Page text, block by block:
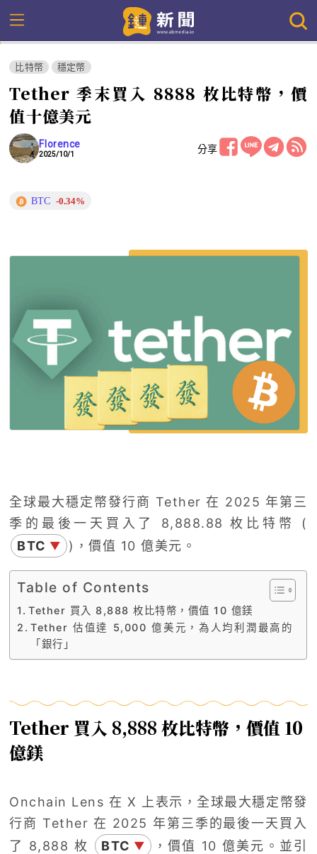
比特幣 穩定幣
Tether 季末買入 8888 枚比特幣，價
值十億美元
Florence
2025/10/1 分享
BTC -0.34%
全球最大穩定幣發行商 Tether 在 2025 年第三
季的最後一天買入了 8,888.88 枚比特幣 (
BTC ▼ )，價值 10 億美元。
Table of Contents
Tether 買入 8,888 枚比特幣，價值 10 億鎂
Tether 估值達 5,000 億美元，為人均利潤最高的
「銀行」
Tether 買入 8,888 枚比特幣，價值 10
億鎂
Onchain Lens 在 X 上表示，全球最大穩定幣發
行商 Tether 在 2025 年第三季的最後一天買入
了 8,888 枚
BTC ▼
，價值 10 億美元。並引